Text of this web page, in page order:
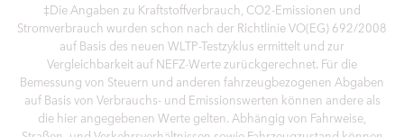
‡Die Angaben zu Kraftstoffverbrauch, CO2-Emissionen und
Stromverbrauch wurden schon nach der Richtlinie VO(EG) 692/2008
auf Basis des neuen WLTP-Testzyklus ermittelt und zur
Vergleichbarkeit auf NEFZ-Werte zurückgerechnet. Für die
Bemessung von Steuern und anderen fahrzeugbezogenen Abgaben
auf Basis von Verbrauchs- und Emissionswerten können andere als
die hier angegebenen Werte gelten. Abhängig von Fahrweise,